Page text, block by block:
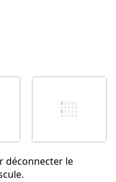
déconnecter le